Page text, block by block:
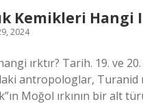
Kemikleri Hangi
2024
ırktır? Tarih. 19. ve 20.
antropologlar, Turanid
Moğol ırkının bir alt